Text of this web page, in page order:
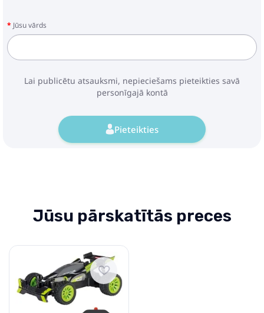
Jūsu vārds
Lai publicētu atsauksmi, nepieciešams pieteikties savā
personīgajā kontā
Pieteikties
Jūsu pārskatītās preces